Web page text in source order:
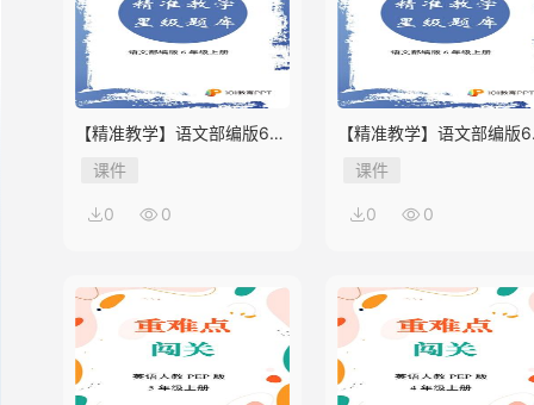
【精准教学】语文部编版6年
级上册第2单元★★★★题库
课件
0 0
【精准教学】语文部编版
级上册第1单元★★★题库
课件
0 0